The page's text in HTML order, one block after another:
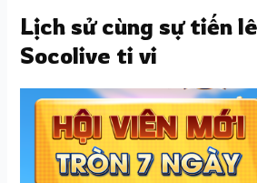
Lịch sử cùng sự tiến
Socolive ti vi